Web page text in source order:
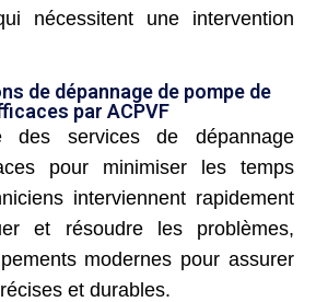
nécessitent une intervention
de dépannage de pompe de
par ACPVF
des services de dépannage
pour minimiser les temps
interviennent rapidement
et résoudre les problèmes,
modernes pour assurer
et durables.